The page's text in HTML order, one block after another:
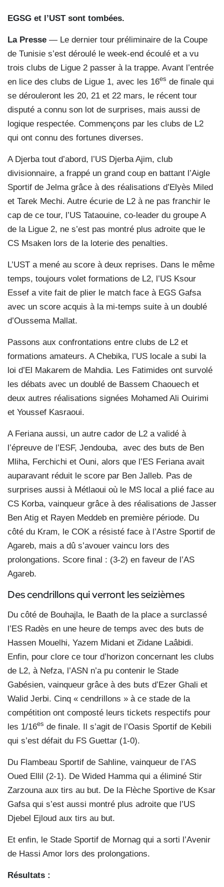
EGSG et l’UST sont tombées.
La Presse — Le dernier tour préliminaire de la Coupe
de Tunisie s’est déroulé le week-end écoulé et a vu
trois clubs de Ligue 2 passer à la trappe. Avant l’entrée
en lice des clubs de Ligue 1, avec les 16es de finale qui
se dérouleront les 20, 21 et 22 mars, le récent tour
disputé a connu son lot de surprises, mais aussi de
logique respectée. Commençons par les clubs de L2
qui ont connu des fortunes diverses.
A Djerba tout d’abord, l’US Djerba Ajim, club
divisionnaire, a frappé un grand coup en battant l’Aigle
Sportif de Jelma grâce à des réalisations d’Elyès Miled
et Tarek Mechi. Autre écurie de L2 à ne pas franchir le
cap de ce tour, l’US Tataouine, co-leader du groupe A
de la Ligue 2, ne s’est pas montré plus adroite que le
CS Msaken lors de la loterie des penalties.
L’UST a mené au score à deux reprises. Dans le même
temps, toujours volet formations de L2, l’US Ksour
Essef a vite fait de plier le match face à EGS Gafsa
avec un score acquis à la mi-temps suite à un doublé
d’Oussema Mallat.
Passons aux confrontations entre clubs de L2 et
formations amateurs. A Chebika, l’US locale a subi la
loi d’El Makarem de Mahdia. Les Fatimides ont survolé
les débats avec un doublé de Bassem Chaouech et
deux autres réalisations signées Mohamed Ali Ouirimi
et Youssef Kasraoui.
A Feriana aussi, un autre cador de L2 a validé à
l’épreuve de l’ESF, Jendouba, avec des buts de Ben
Mliha, Ferchichi et Ouni, alors que l’ES Feriana avait
auparavant réduit le score par Ben Jalleb. Pas de
surprises aussi à Métlaoui où le MS local a plié face au
CS Korba, vainqueur grâce à des réalisations de Jasser
Ben Atig et Rayen Meddeb en première période. Du
côté du Kram, le COK a résisté face à l’Astre Sportif de
Agareb, mais a dû s’avouer vaincu lors des
prolongations. Score final : (3-2) en faveur de l’AS
Agareb.
Des cendrillons qui verrontles seizièmes
Du côté de Bouhajla, le Baath de la place a surclassé
l’ES Radès en une heure de temps avec des buts de
Hassen Mouelhi, Yazem Midani et Zidane Laâbidi.
Enfin, pour clore ce tour d’horizon concernant les clubs
de L2, à Nefza, l’ASN n’a pu contenir le Stade
Gabésien, vainqueur grâce à des buts d’Ezer Ghali et
Walid Jerbi. Cinq « cendrillons » à ce stade de la
compétition ont composté leurs tickets respectifs pour
les 1/16es de finale. Il s’agit de l’Oasis Sportif de Kebili
qui s’est défait du FS Guettar (1-0).
Du Flambeau Sportif de Sahline, vainqueur de l’AS
Oued Ellil (2-1). De Wided Hamma qui a éliminé Stir
Zarzouna aux tirs au but. De la Flèche Sportive de Ksar
Gafsa qui s’est aussi montré plus adroite que l’US
Djebel Ejloud aux tirs au but.
Et enfin, le Stade Sportif de Mornag qui a sorti l’Avenir
de Hassi Amor lors des prolongations.
Résultats :